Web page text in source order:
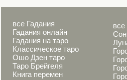
все Гадания
Гадания онлайн
Гадания на таро
Классическое таро
Ошо Дзен таро
Таро Брейгеля
Книга перемен
все